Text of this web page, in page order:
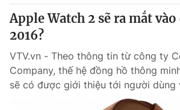
Nguyễn Thị Mỹ Hạnh,
Nguyễn Trọng Ninh
Tổng đài VTV:
Ðiện thoại Thời báo VTV:024.66 897 897
Email:toasoan@vtv.vn
Liên hệ quảng cáo:024-7300.7108
Apple Watch 2 sẽ ra mắt
2016?
VTV.vn - Theo thông tin từ công ty
Company, thế hệ đồng hồ thông
sẽ có được giới thiệu tới người dùng